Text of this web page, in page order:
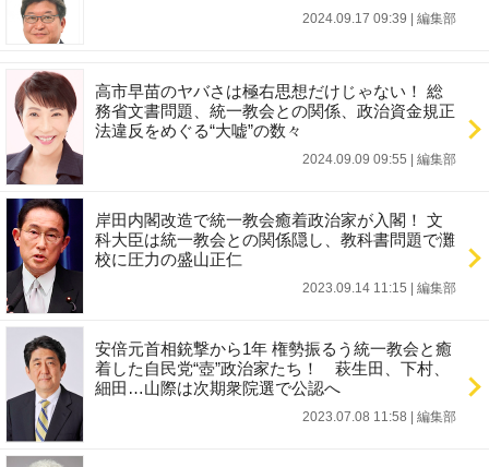
2024.09.17 09:39 編集部
高市早苗のヤバさは極右思想だけじゃない！ 総
務省文書問題、統一教会との関係、政治資金規正
法違反をめぐる“大嘘”の数々
2024.09.09 09:55 編集部
岸田内閣改造で統一教会癒着政治家が入閣！ 文
科大臣は統一教会との関係隠し、教科書問題で灘
校に圧力の盛山正仁
2023.09.14 11:15 編集部
安倍元首相銃撃から1年 権勢振るう統一教会と癒
着した自民党“壺”政治家たち！ 萩生田、下村、
細田…山際は次期衆院選で公認へ
2023.07.08 11:58 編集部